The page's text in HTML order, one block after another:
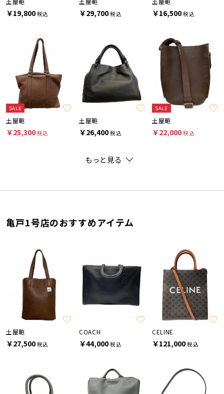
￥19,800税込 ￥29,700税込 ￥16,500税込
SALE
土屋鞄
￥25,300税込
土屋鞄
￥26,400税込
SALE
土屋鞄
￥22,000税込
もっと見る
亀戸1号店のおすすめアイテム
土屋鞄
￥27,500税込
COACH
￥44,000税込
CELINE
￥121,000税込